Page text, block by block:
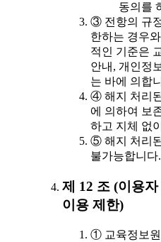
동의를
③ 전항의 규
한하는 경우
적인 기준은
안내, 개인정
는 바에 의합
④ 해지 처리
에 의하여 보
하고 지체 없
⑤ 해지 처리
불가능합니다.
제 12 조 (이용
이용 제한)
① 교육정보원